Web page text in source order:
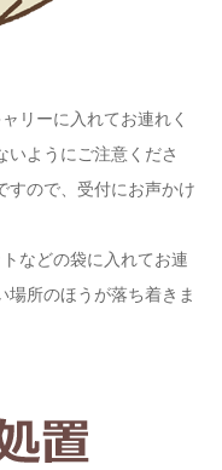
リーに入れてお連れく
いようにご注意くださ
すので、受付にお声かけ
などの袋に入れてお連
場所のほうが落ち着きま